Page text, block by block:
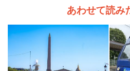
あわせて読み